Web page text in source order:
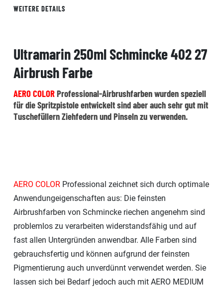
WEITERE DETAILS
Ultramarin 250ml Schmincke 402 27
Airbrush Farbe
AERO COLORProfessional-Airbrushfarben wurden speziell
für die Spritzpistole entwickelt sind aber auch sehr gut mit
Tuschefüllern Ziehfedern und Pinseln zu verwenden.
AERO COLOR Professional zeichnet sich durch optimale
Anwendungeigenschaften aus: Die feinsten
Airbrushfarben von Schmincke riechen angenehm sind
problemlos zu verarbeiten widerstandsfähig und auf
fast allen Untergründen anwendbar. Alle Farben sind
gebrauchsfertig und können aufgrund der feinsten
Pigmentierung auch unverdünnt verwendet werden. Sie
lassen sich bei Bedarf jedoch auch mit AERO MEDIUM